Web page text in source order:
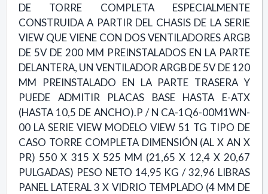
DE TORRE COMPLETA ESPECIALMENTE
CONSTRUIDA A PARTIR DEL CHASIS DE LA SERIE
VIEW QUE VIENE CON DOS VENTILADORES ARGB
DE 5V DE 200 MM PREINSTALADOS EN LA PARTE
DELANTERA, UN VENTILADOR ARGB DE 5V DE 120
MM PREINSTALADO EN LA PARTE TRASERA Y
PUEDE ADMITIR PLACAS BASE HASTA E-ATX
(HASTA 10,5 DE ANCHO).P / N CA-1Q6-00M1WN-
00 LA SERIE VIEW MODELO VIEW 51 TG TIPO DE
CASO TORRE COMPLETA DIMENSIÓN (AL X AN X
PR) 550 X 315 X 525 MM (21,65 X 12,4 X 20,67
PULGADAS) PESO NETO 14,95 KG / 32,96 LIBRAS
PANEL LATERAL 3 X VIDRIO TEMPLADO (4 MM DE